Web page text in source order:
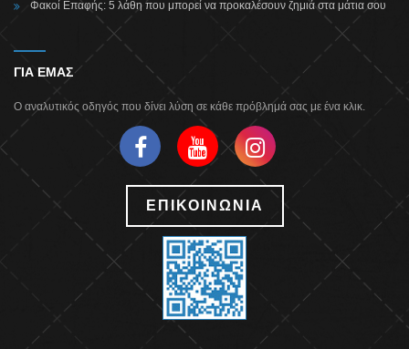
Φακοί Επαφής: 5 λάθη που μπορεί να προκαλέσουν ζημιά στα μάτια σου
ΓΙΑ ΕΜΑΣ
Ο αναλυτικός οδηγός που δίνει λύση σε κάθε πρόβλημά σας με ένα κλικ.
ΕΠΙΚΟΙΝΩΝΙΑ